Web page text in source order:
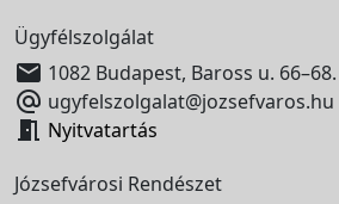
Ügyfélszolgálat
 1082 Budapest, Baross u. 66–68.
 ugyfelszolgalat@jozsefvaros.hu
 Nyitvatartás
Józsefvárosi Rendészet